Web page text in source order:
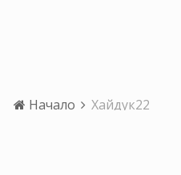
Начало Хайдук22